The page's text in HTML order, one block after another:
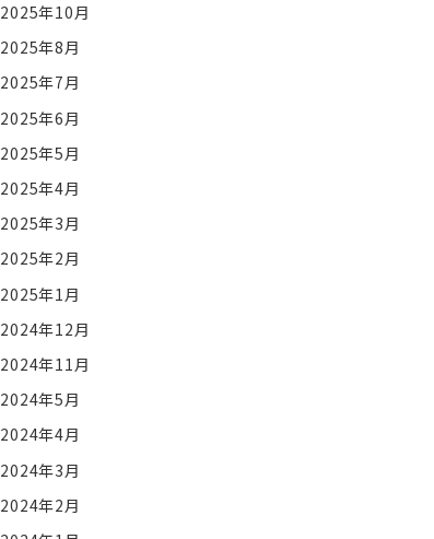
2025年10月
2025年8月
2025年7月
2025年6月
2025年5月
2025年4月
2025年3月
2025年2月
2025年1月
2024年12月
2024年11月
2024年5月
2024年4月
2024年3月
2024年2月